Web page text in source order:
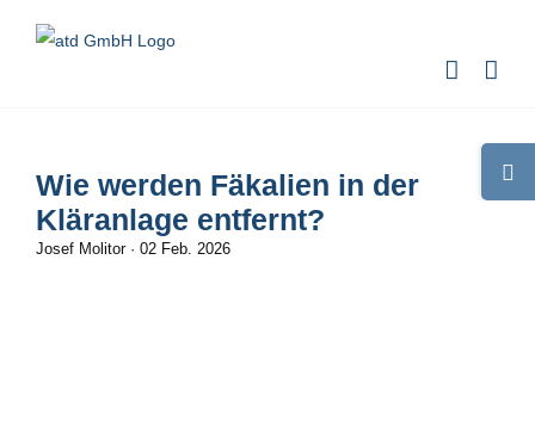
Inhalt
Wie werden Fäkalien in der
Kläranlage entfernt?
Josef Molitor· 02 Feb. 2026
Sliding